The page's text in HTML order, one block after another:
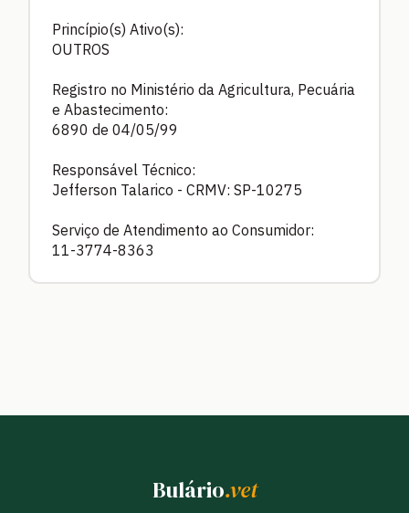
Princípio(s) Ativo(s):
OUTROS
Registro no Ministério da Agricultura, Pecuária
e Abastecimento:
6890 de 04/05/99
Responsável Técnico:
Jefferson Talarico - CRMV: SP-10275
Serviço de Atendimento ao Consumidor:
11-3774-8363
Bulário.vet